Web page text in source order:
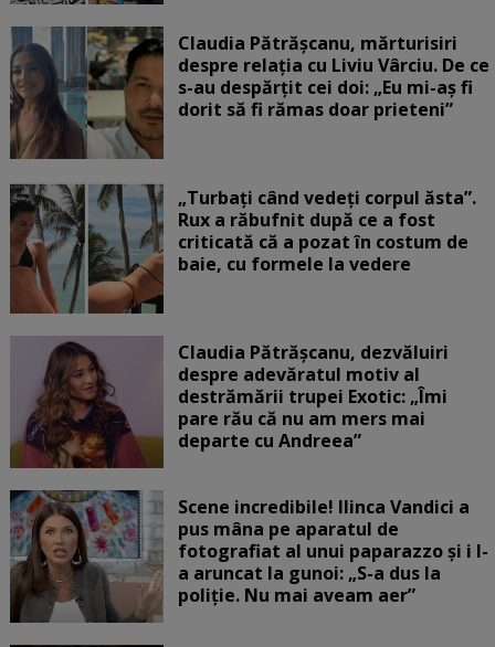
Claudia Pătrășcanu, mărturisiri
despre relația cu Liviu Vârciu. De ce
s-au despărțit cei doi: „Eu mi-aș fi
dorit să fi rămas doar prieteni”
„Turbați când vedeți corpul ăsta”.
Rux a răbufnit după ce a fost
criticată că a pozat în costum de
baie, cu formele la vedere
Claudia Pătrășcanu, dezvăluiri
despre adevăratul motiv al
destrămării trupei Exotic: „Îmi
pare rău că nu am mers mai
departe cu Andreea”
Scene incredibile! Ilinca Vandici a
pus mâna pe aparatul de
fotografiat al unui paparazzo și i l-
a aruncat la gunoi: „S-a dus la
poliție. Nu mai aveam aer”